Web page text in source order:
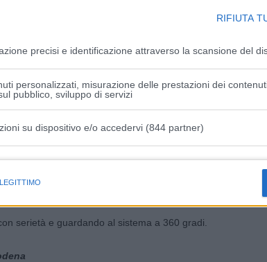
RIFIUTA
precisi e identificazione attraverso la scansione del
personalizzati, misurazione delle prestazioni dei
pubblico, sviluppo di servizi
su dispositivo e/o accedervi (844 partner)
speciali
con la fine delle lezioni: gli edifici scolastici
il mese di giugno e fino a metà luglio per esami, scrutini
di studenti, docenti e personale ATA.
risulta incomprensibile come qualcuno possa
e lavoro del personale durante il periodo più
e celeri.
le stesse situazioni a cui seguono promesse e slogan
serietà e guardando al sistema a 360 gradi.